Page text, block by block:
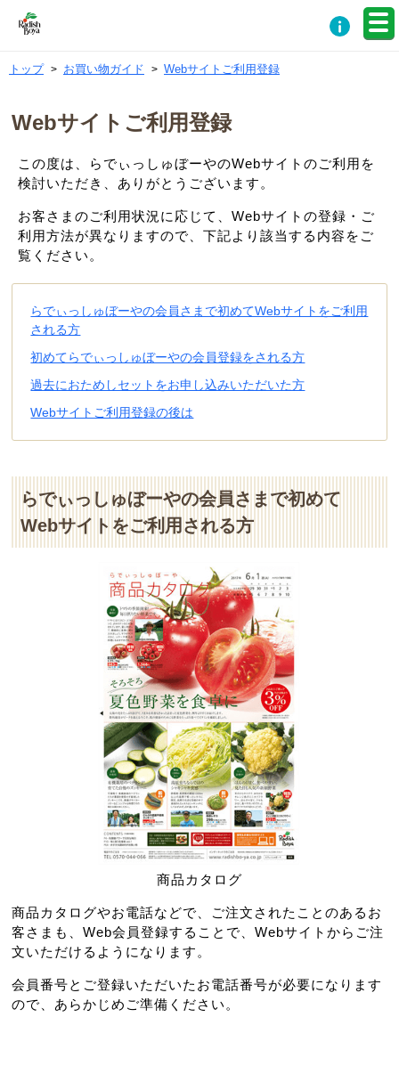
トップ お買い物ガイド Webサイトご利用登録
Webサイトご利用登録
この度は、らでぃっしゅぼーやのWebサイトのご利用を
検討いただき、ありがとうございます。
お客さまのご利用状況に応じて、Webサイトの登録・ご
利用方法が異なりますので、下記より該当する内容をご
覧ください。
らでぃっしゅぼーやの会員さまで初めてWebサイトをご利用
される方
初めてらでぃっしゅぼーやの会員登録をされる方
過去におためしセットをお申し込みいただいた方
Webサイトご利用登録の後は
らでぃっしゅぼーやの会員さまで初めて
Webサイトをご利用される方
商品カタログやお電話などで、ご注文されたことのあるお
客さまも、Web会員登録することで、Webサイトからご注
文いただけるようになります。
会員番号とご登録いただいたお電話番号が必要になります
ので、あらかじめご準備ください。
商品カタログ